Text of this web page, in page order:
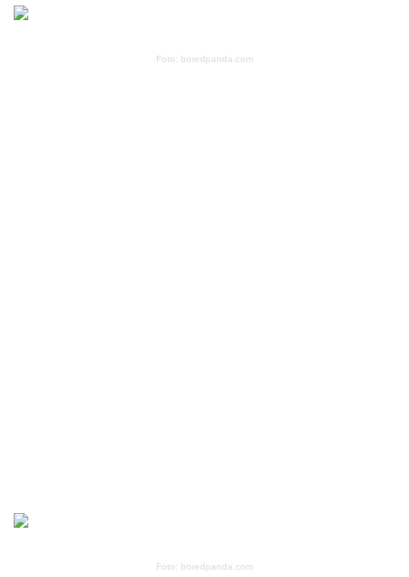
Foto: boredpanda.com
Foto: boredpanda.com